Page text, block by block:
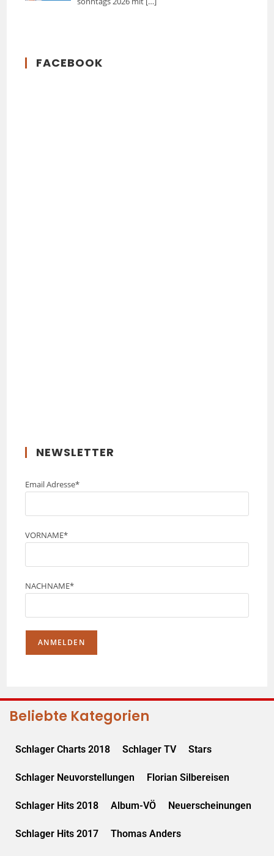
FACEBOOK
NEWSLETTER
Email Adresse*
VORNAME*
NACHNAME*
Beliebte Kategorien
Schlager Charts 2018 Schlager TV Stars
Schlager Neuvorstellungen Florian Silbereisen
Schlager Hits 2018 Album-VÖ Neuerscheinungen
Schlager Hits 2017 Thomas Anders